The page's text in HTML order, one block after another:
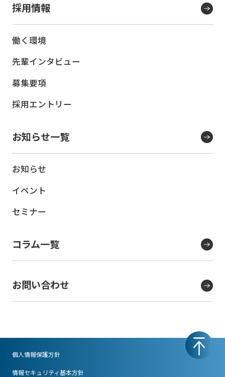
採用情報
働く環境
先輩インタビュー
募集要項
採用エントリー
お知らせ一覧
お知らせ
イベント
セミナー
コラム一覧
お問い合わせ
個人情報保護方針
情報セキュリティ基本方針